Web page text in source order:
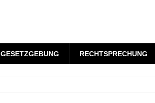
GESETZGEBUNG RECHTSPRECHUNG